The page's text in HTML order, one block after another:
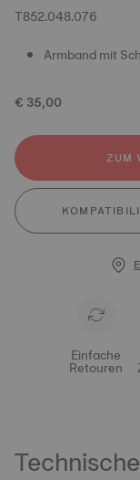
T852.048.076
Armband mit
€ 35,00
ZUM
Einfache
Retouren